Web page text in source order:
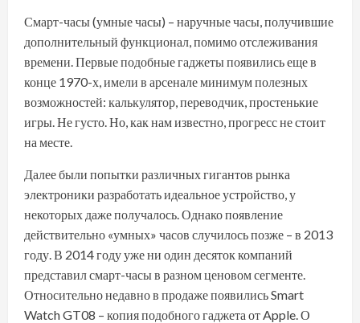
Смарт-часы (умные часы) – наручные часы, получившие
дополнительный функционал, помимо отслеживания
времени. Первые подобные гаджеты появились еще в
конце 1970-х, имели в арсенале минимум полезных
возможностей: калькулятор, переводчик, простенькие
игры. Не густо. Но, как нам известно, прогресс не стоит
на месте.
Далее были попытки различных гигантов рынка
электроники разработать идеальное устройство, у
некоторых даже получалось. Однако появление
действительно «умных» часов случилось позже – в 2013
году. В 2014 году уже ни один десяток компаний
представил смарт-часы в разном ценовом сегменте.
Относительно недавно в продаже появились Smart
Watch GT08 – копия подобного гаджета от Apple. О